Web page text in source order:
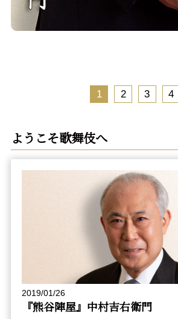
1 2 3 4
ようこそ歌舞伎へ
2019/01/26
『熊谷陣屋』中村吉右衛門